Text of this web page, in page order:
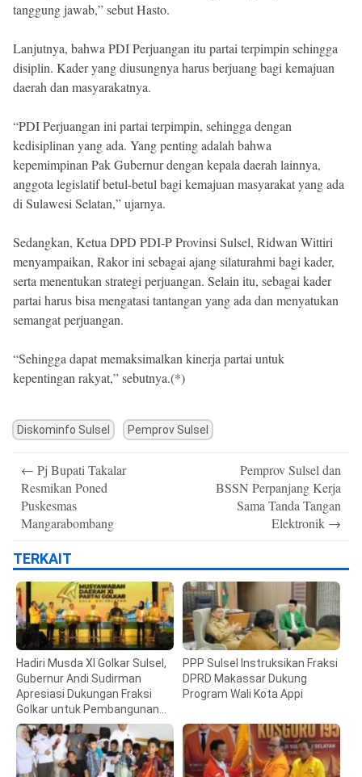
tanggung jawab,” sebut Hasto.
Lanjutnya, bahwa PDI Perjuangan itu partai terpimpin sehingga
disiplin. Kader yang diusungnya harus berjuang bagi kemajuan
daerah dan masyarakatnya.
“PDI Perjuangan ini partai terpimpin, sehingga dengan
kedisiplinan yang ada. Yang penting adalah bahwa
kepemimpinan Pak Gubernur dengan kepala daerah lainnya,
anggota legislatif betul-betul bagi kemajuan masyarakat yang ada
di Sulawesi Selatan,” ujarnya.
Sedangkan, Ketua DPD PDI-P Provinsi Sulsel, Ridwan Wittiri
menyampaikan, Rakor ini sebagai ajang silaturahmi bagi kader,
serta menentukan strategi perjuangan. Selain itu, sebagai kader
partai harus bisa mengatasi tantangan yang ada dan menyatukan
semangat perjuangan.
“Sehingga dapat memaksimalkan kinerja partai untuk
kepentingan rakyat,” sebutnya.(*)
Diskominfo Sulsel Pemprov Sulsel
navigation
← Pj Bupati Takalar
Resmikan Poned
Puskesmas
Mangarabombang
Pemprov Sulsel dan
BSSN Perpanjang Kerja
Sama Tanda Tangan
Elektronik →
TERKAIT
Hadiri Musda XI Golkar Sulsel,
Gubernur Andi Sudirman
Apresiasi Dukungan Fraksi
Golkar untuk Pembangunan
Daerah
PPP Sulsel Instruksikan Fraksi
DPRD Makassar Dukung
Program Wali Kota Appi